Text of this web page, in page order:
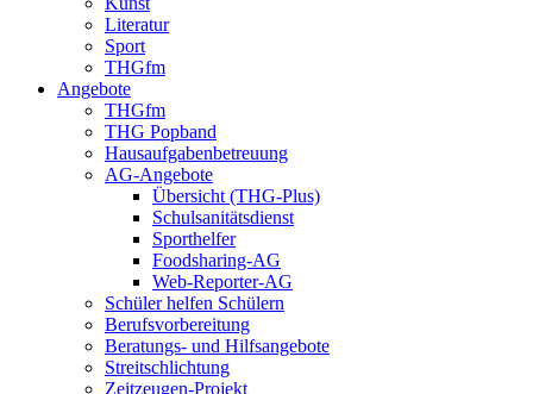
Literatur
Sport
THGfm
Angebote
THGfm
THG Popband
Hausaufgabenbetreuung
AG-Angebote
Übersicht (THG-Plus)
Schulsanitätsdienst
Sporthelfer
Foodsharing-AG
Web-Reporter-AG
Schüler helfen Schülern
Berufsvorbereitung
Beratungs- und Hilfsangebote
Streitschlichtung
Zeitzeugen-Projekt